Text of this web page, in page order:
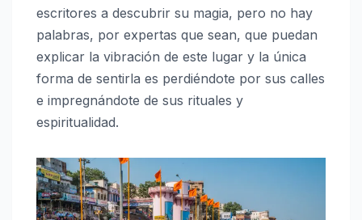
escritores a descubrir su magia, pero no hay
palabras, por expertas que sean, que puedan
explicar la vibración de este lugar y la única
forma de sentirla es perdiéndote por sus calles
e impregnándote de sus rituales y
espiritualidad.